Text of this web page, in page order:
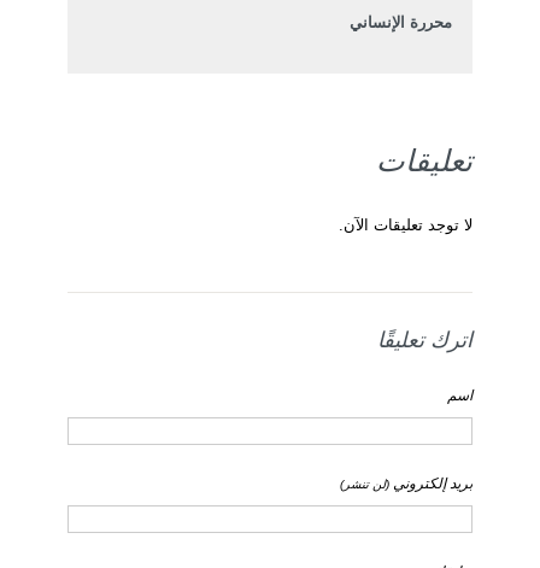
محررة الإنساني
تعليقات
لا توجد تعليقات الآن.
اترك تعليقًا
اسم
بريد إلكتروني (لن تنشر)